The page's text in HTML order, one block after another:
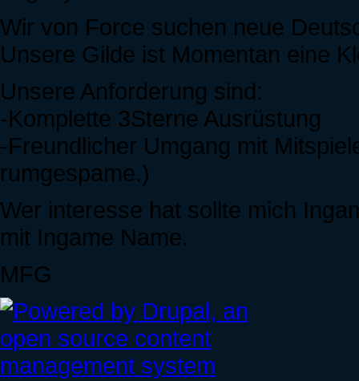
Wir von Force suchen neue
Unsere Gilde ist Momentan eine
Unsere Anforderung sind:
-Komplette 3Sterne Ausrüstung
-Freundlicher Umgang mit
rumgespame.)
Wer interesse hat sollte mich
mit Ingame Name.
MFG